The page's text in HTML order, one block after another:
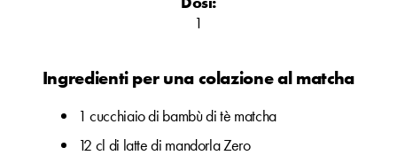
1
Ingredienti per una colazione al matcha
1 cucchiaio di bambù di tè matcha
12 cl di latte di mandorla Zero